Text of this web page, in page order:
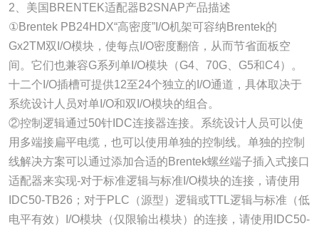
2、美国BRENTEK适配器B2SNAP产品描述
①Brentek PB24HDX“高密度”I/O机架可容纳Brentek的
Gx2TM双I/O模块，使每点I/O密度翻倍，从而节省面板空
间。它们也兼容G系列单I/O模块（G4、70G、G5和C4）。
十二个I/O插槽可提供12至24个独立的I/O通道，具体取决于
系统设计人员对单I/O和双I/O模块的组合。
②控制逻辑通过50针IDC连接器连接。系统设计人员可以使
用多端接扁平电缆，也可以使用单独的控制线。单独的控制
线解决方案可以通过添加合适的Brentek螺丝端子插入式接口
适配器来实现-对于标准逻辑与标准I/O模块的连接，请使用
IDC50-TB26；对于PLC（源型）逻辑或TTL逻辑与标准（低
电平有效）I/O模块（仅限输出模块）的连接，请使用IDC50-